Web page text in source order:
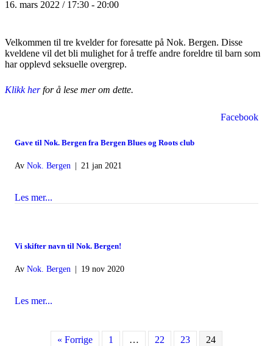
16. mars 2022 / 17:30 - 20:00
Velkommen til tre kvelder for foresatte på Nok. Bergen. Disse
kveldene vil det bli mulighet for å treffe andre foreldre til barn som
har opplevd seksuelle overgrep.
Klikk herfor å lese mer om dette.
Facebook
Gave til Nok. Bergen fra Bergen Blues og Roots club
Av Nok. Bergen 21 jan 2021
Les mer...
Vi skifter navn til Nok. Bergen!
Av Nok. Bergen 19 nov 2020
Les mer...
« Forrige 1 … 22 23 24